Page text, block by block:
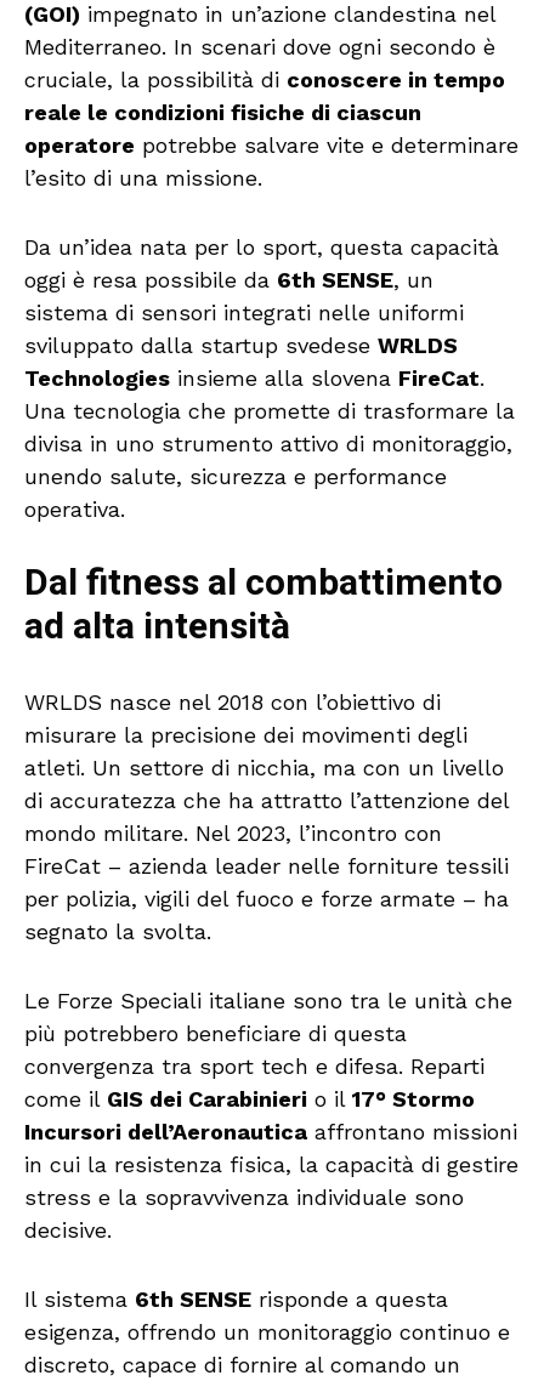
(GOI) impegnato in un’azione clandestina nel
Mediterraneo. In scenari dove ogni secondo è
cruciale, la possibilità di conoscere in tempo
reale le condizioni fisiche di ciascun
operatore potrebbe salvare vite e determinare
l’esito di una missione.
Da un’idea nata per lo sport, questa capacità
oggi è resa possibile da 6th SENSE, un
sistema di sensori integrati nelle uniformi
sviluppato dalla startup svedese WRLDS
Technologies insieme alla slovena FireCat.
Una tecnologia che promette di trasformare la
divisa in uno strumento attivo di monitoraggio,
unendo salute, sicurezza e performance
operativa.
Dal fitness al combattimento
ad alta intensità
WRLDS nasce nel 2018 con l’obiettivo di
misurare la precisione dei movimenti degli
atleti. Un settore di nicchia, ma con un livello
di accuratezza che ha attratto l’attenzione del
mondo militare. Nel 2023, l’incontro con
FireCat – azienda leader nelle forniture tessili
per polizia, vigili del fuoco e forze armate – ha
segnato la svolta.
Le Forze Speciali italiane sono tra le unità che
più potrebbero beneficiare di questa
convergenza tra sport tech e difesa. Reparti
come il GIS dei Carabinieri o il 17° Stormo
Incursori dell’Aeronautica affrontano missioni
in cui la resistenza fisica, la capacità di gestire
stress e la sopravvivenza individuale sono
decisive.
Il sistema 6th SENSE risponde a questa
esigenza, offrendo un monitoraggio continuo e
discreto, capace di fornire al comando un